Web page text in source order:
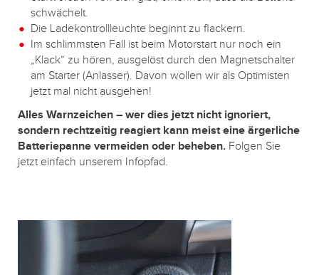
schwächelt.
Die Ladekontrollleuchte beginnt zu flackern.
Im schlimmsten Fall ist beim Motorstart nur noch ein
„Klack“ zu hören, ausgelöst durch den Magnetschalter
am Starter (Anlasser). Davon wollen wir als Optimisten
jetzt mal nicht ausgehen!
Alles Warnzeichen – wer dies jetzt nicht ignoriert,
sondern rechtzeitig reagiert kann meist eine ärgerliche
Batteriepanne vermeiden oder beheben. Folgen Sie
jetzt einfach unserem Infopfad.